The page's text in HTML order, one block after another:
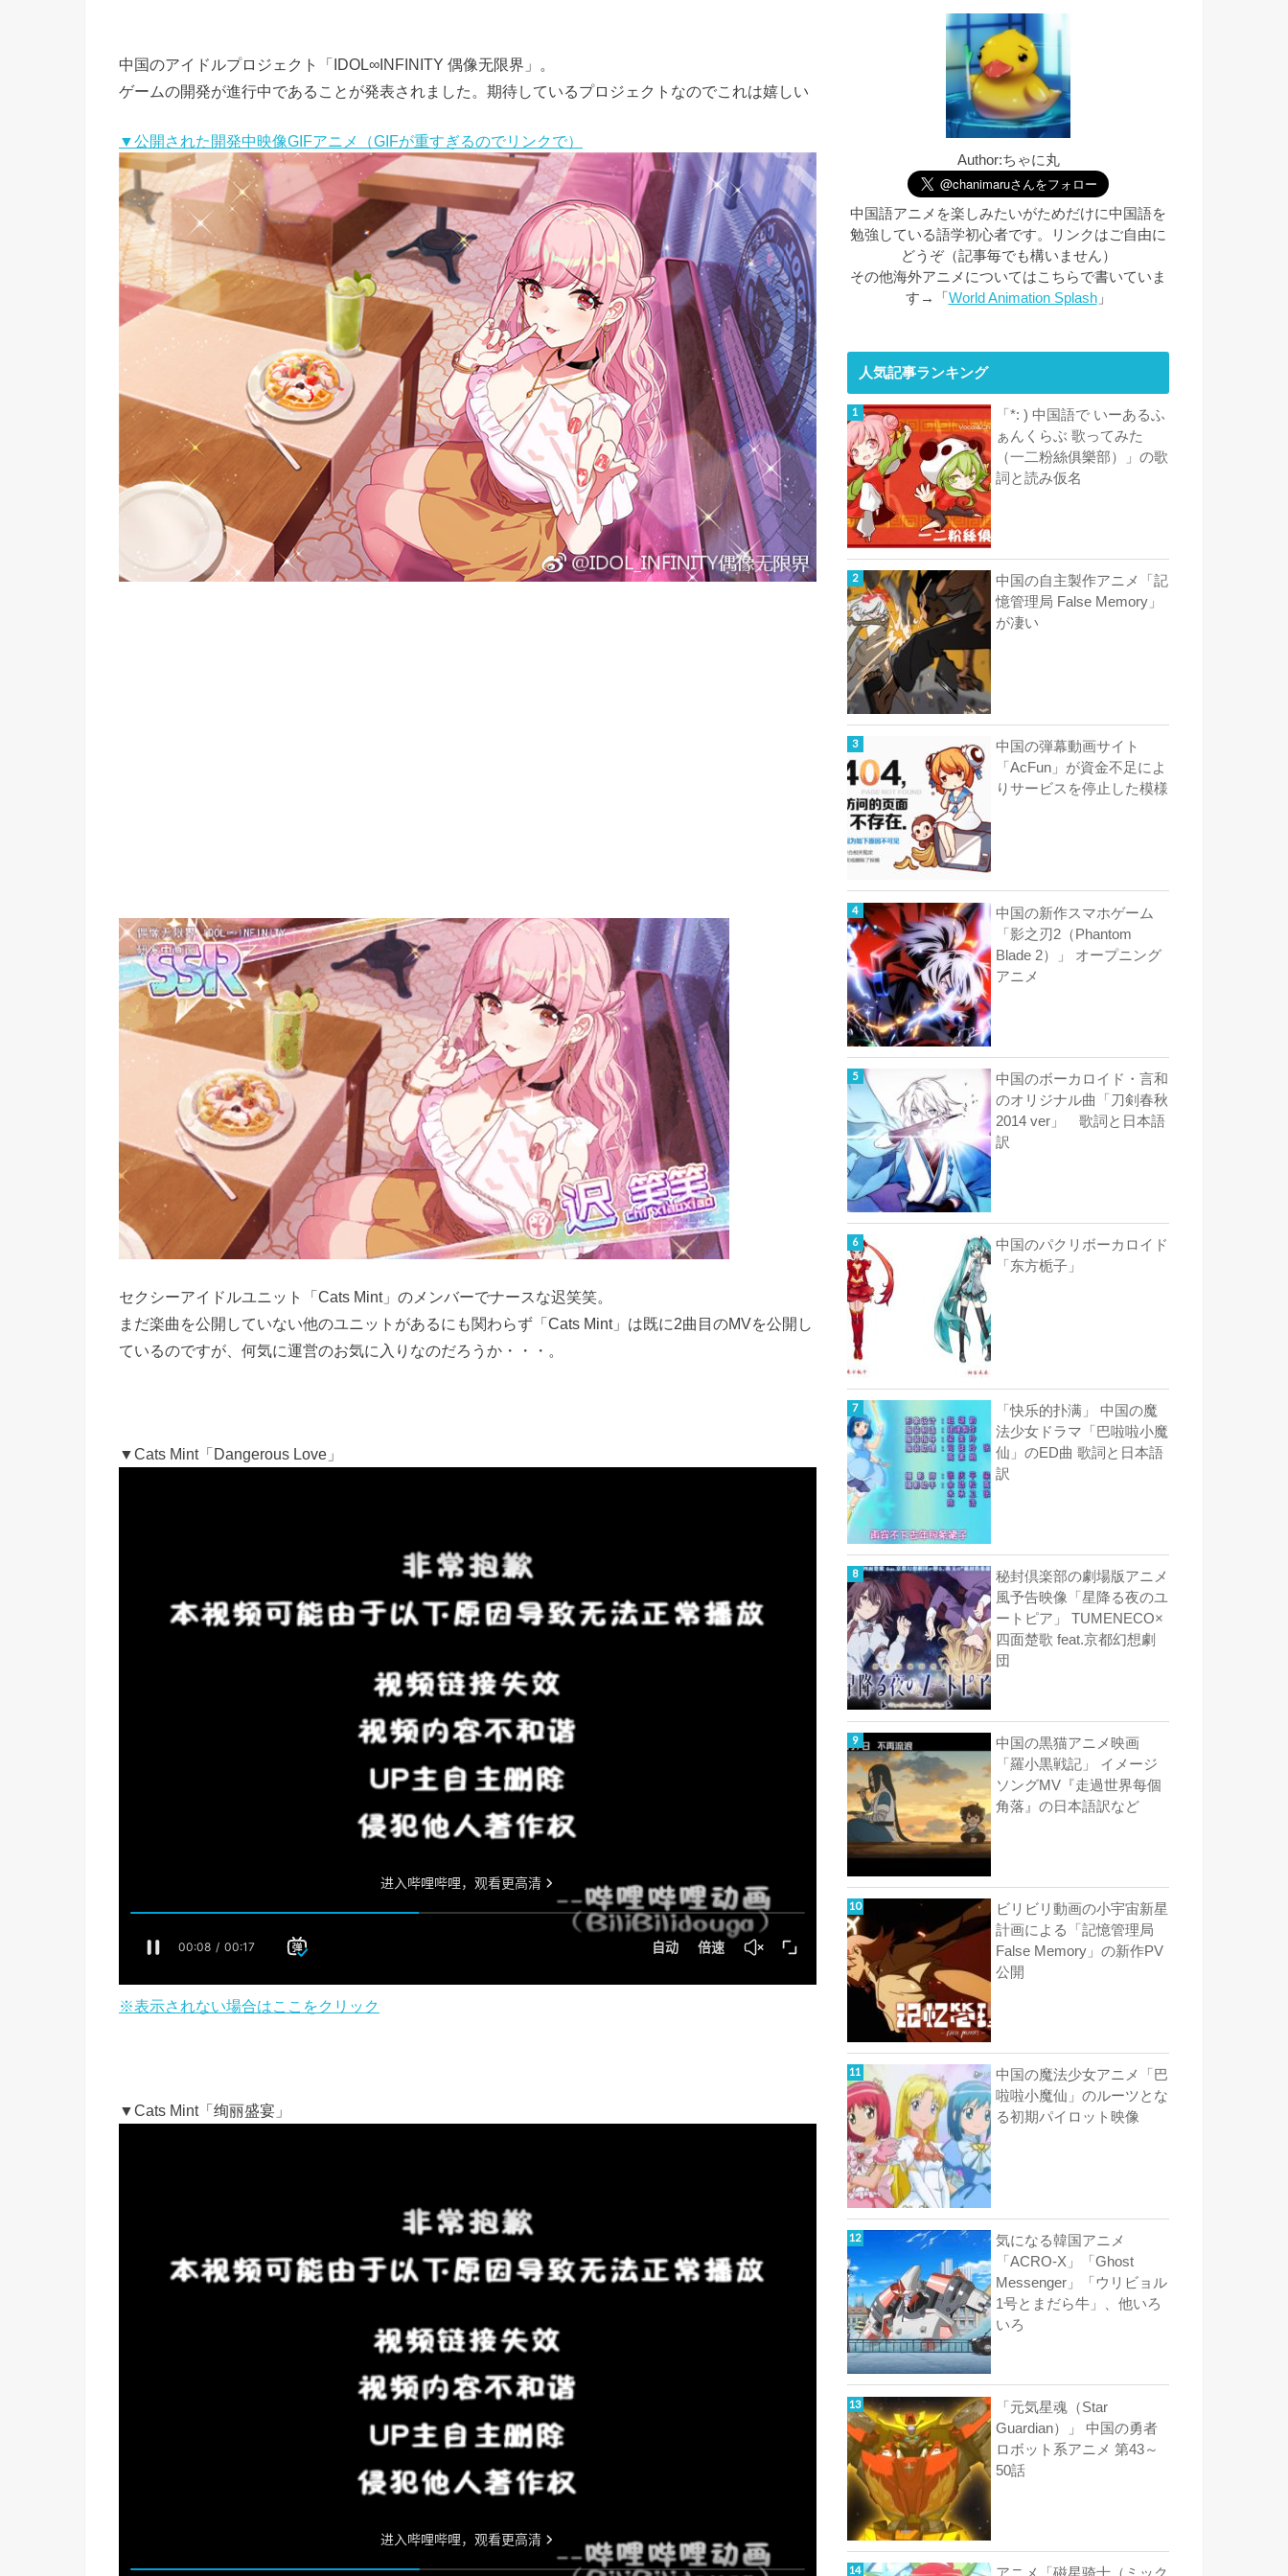
中国のアイドルプロジェクト「IDOL∞INFINITY 偶像无限界」。
ゲームの開発が進行中であることが発表されました。期待しているプロジェクトなのでこれは嬉しい
▼公開された開発中映像GIFアニメ（GIFが重すぎるのでリンクで）
セクシーアイドルユニット「Cats Mint」のメンバーでナースな迟笑笑。
まだ楽曲を公開していない他のユニットがあるにも関わらず「Cats Mint」は既に2曲目のMVを公開し
ているのですが、何気に運営のお気に入りなのだろうか・・・。
▼Cats Mint「Dangerous Love」
※表示されない場合はここをクリック
▼Cats Mint「绚丽盛宴」
Author:ちゃに丸
中国語アニメを楽しみたいがためだけに中国語を
勉強している語学初心者です。リンクはご自由に
どうぞ（記事毎でも構いません）
その他海外アニメについてはこちらで書いていま
す→「 World Animation Splash」
人気記事ランキング
「*: ) 中国語で いーあるふ
ぁんくらぶ 歌ってみた
（一二粉絲俱樂部）」の歌
詞と読み仮名
中国の自主製作アニメ「記
憶管理局 False Memory」
が凄い
中国の弾幕動画サイト
「AcFun」が資金不足によ
りサービスを停止した模様
中国の新作スマホゲーム
「影之刃2（Phantom
Blade 2）」 オープニング
アニメ
中国のボーカロイド・言和
のオリジナル曲「刀剣春秋
2014 ver」 歌詞と日本語
訳
中国のパクリボーカロイド
「东方栀子」
「快乐的扑满」 中国の魔
法少女ドラマ「巴啦啦小魔
仙」のED曲 歌詞と日本語
訳
秘封倶楽部の劇場版アニメ
風予告映像「星降る夜のユ
ートピア」 TUMENECO×
四面楚歌 feat.京都幻想劇
団
中国の黒猫アニメ映画
「羅小黒戦記」 イメージ
ソングMV『走過世界每個
角落』の日本語訳など
ビリビリ動画の小宇宙新星
計画による「記憶管理局
False Memory」の新作PV
公開
中国の魔法少女アニメ「巴
啦啦小魔仙」のルーツとな
る初期パイロット映像
気になる韓国アニメ
「ACRO-X」「Ghost
Messenger」「ウリビョル
1号とまだら牛」、他いろ
いろ
「元気星魂（Star
Guardian）」 中国の勇者
ロボット系アニメ 第43～
50話
アニメ「磁星骑士（ミック